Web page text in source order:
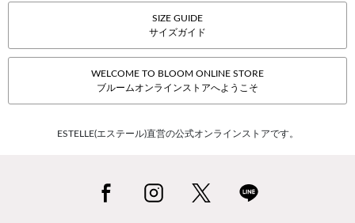
SIZE GUIDE
サイズガイド
WELCOME TO BLOOM ONLINE STORE
ブルームオンラインストアへようこそ
ESTELLE(エステール)直営の公式オンラインストアです。